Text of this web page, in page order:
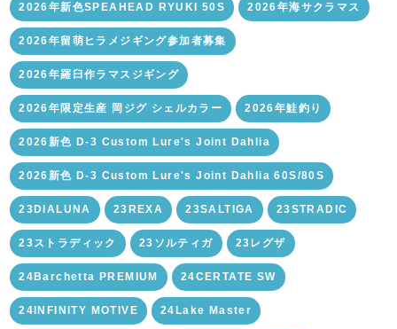
2026年新色SPEAHEAD RYUKI 50S 2026年海サクラマス
2026年留萌ヒラメジギング参加者募集
2026年羅臼作ラマスジギング
2026年限定生産 岡ジグ シェルカラー 2026年鮭釣り
2026新色 D-3 Custom Lure's Joint Dahlia
2026新色 D-3 Custom Lure's Joint Dahlia 60S/80S
23DIALUNA 23REXA 23SALTIGA 23STRADIC
23ストラディック 23ソルティガ 23レグザ
24Barchetta PREMIUM 24CERTATE SW
24INFINITY MOTIVE 24Lake Master